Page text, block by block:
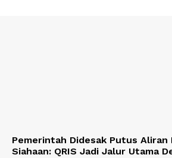
Pemerintah Didesak Putus Aliran
Siahaan: QRIS Jadi Jalur Utama